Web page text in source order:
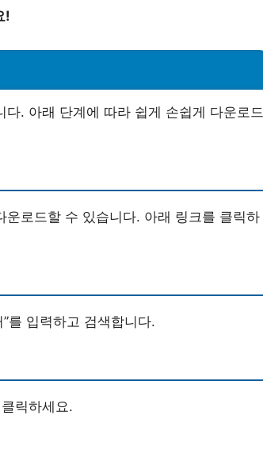
!
. 아래 단계에 따라 쉽게 손쉽게 다운로드
로드할 수 있습니다. 아래 링크를 클릭하
를 입력하고 검색합니다.
릭하세요.